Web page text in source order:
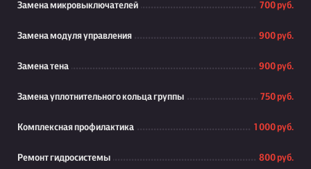
Замена микровыключателей 700 руб.
Замена модуля управления 900 руб.
Замена тена 900 руб.
Замена уплотнительного кольца группы 750 руб.
Комплексная профилактика 1 000 руб.
Ремонт гидросистемы 800 руб.